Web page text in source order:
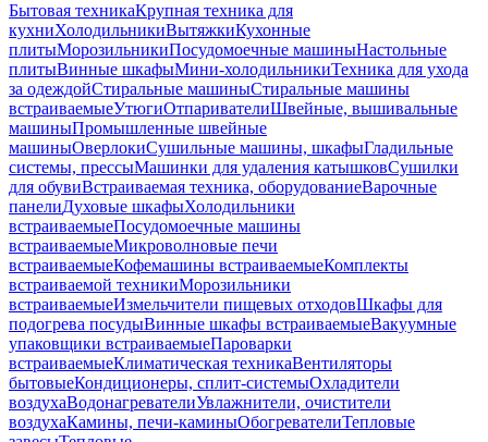
Бытовая техникаКрупная техника для
кухниХолодильникиВытяжкиКухонные
плитыМорозильникиПосудомоечные машиныНастольные
плитыВинные шкафыМини-холодильникиТехника для ухода
за одеждойСтиральные машиныСтиральные машины
встраиваемыеУтюгиОтпаривателиШвейные, вышивальные
машиныПромышленные швейные
машиныОверлокиСушильные машины, шкафыГладильные
системы, прессыМашинки для удаления катышковСушилки
для обувиВстраиваемая техника, оборудованиеВарочные
панелиДуховые шкафыХолодильники
встраиваемыеПосудомоечные машины
встраиваемыеМикроволновые печи
встраиваемыеКофемашины встраиваемыеКомплекты
встраиваемой техникиМорозильники
встраиваемыеИзмельчители пищевых отходовШкафы для
подогрева посудыВинные шкафы встраиваемыеВакуумные
упаковщики встраиваемыеПароварки
встраиваемыеКлиматическая техникаВентиляторы
бытовыеКондиционеры, сплит-системыОхладители
воздухаВодонагревателиУвлажнители, очистители
воздухаКамины, печи-каминыОбогревателиТепловые